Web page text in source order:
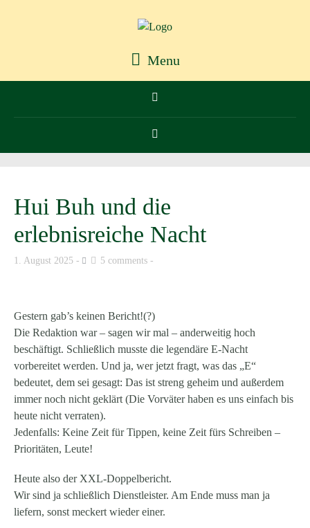
Menu
Hui Buh und die
erlebnisreiche Nacht
1. August 2025 5 comments
Gestern gab’s keinen Bericht!(?)
Die Redaktion war – sagen wir mal – anderweitig hoch
beschäftigt. Schließlich musste die legendäre E-Nacht
vorbereitet werden. Und ja, wer jetzt fragt, was das „E“
bedeutet, dem sei gesagt: Das ist streng geheim und außerdem
immer noch nicht geklärt (Die Vorväter haben es uns einfach bis
heute nicht verraten).
Jedenfalls: Keine Zeit für Tippen, keine Zeit fürs Schreiben –
Prioritäten, Leute!
Heute also der XXL-Doppelbericht.
Wir sind ja schließlich Dienstleister. Am Ende muss man ja
liefern, sonst meckert wieder einer.